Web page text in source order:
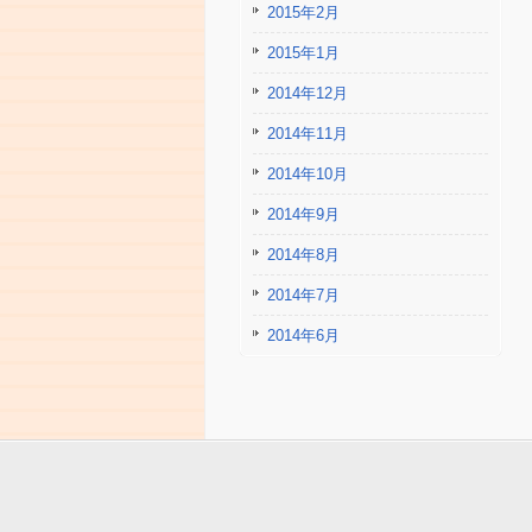
2015年2月
2015年1月
2014年12月
2014年11月
2014年10月
2014年9月
2014年8月
2014年7月
2014年6月